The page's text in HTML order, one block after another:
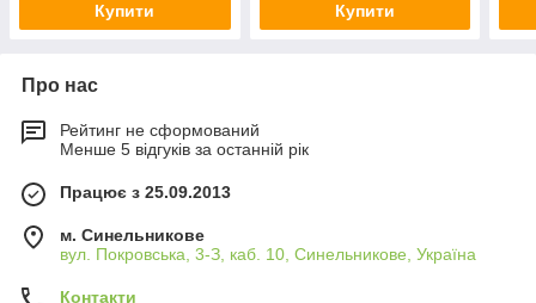
Купити Купити
Про нас
Рейтинг не сформований
Менше 5 відгуків за останній рік
Працює з 25.09.2013
м. Синельникове
вул. Покровська, 3-З, каб. 10, Синельникове, Україна
Контакти